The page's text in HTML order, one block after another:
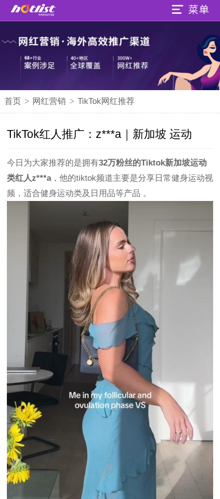
首页 > 网红营销 > TikTok网红推荐
TikTok红人推广：z***a｜新加坡 运动
今日为大家推荐的是拥有32万粉丝的Tiktok新加坡运动
类红人z***a，他的tiktok频道主要是分享日常健身运动视
频，适合健身运动类及日用品等产品 。